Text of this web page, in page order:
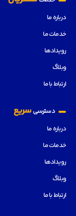
درباره ما
خدمات ما
رویدادها
وبلاگ
ارتباط با ما
دسترسیسریع
درباره ما
خدمات ما
رویدادها
وبلاگ
ارتباط با ما